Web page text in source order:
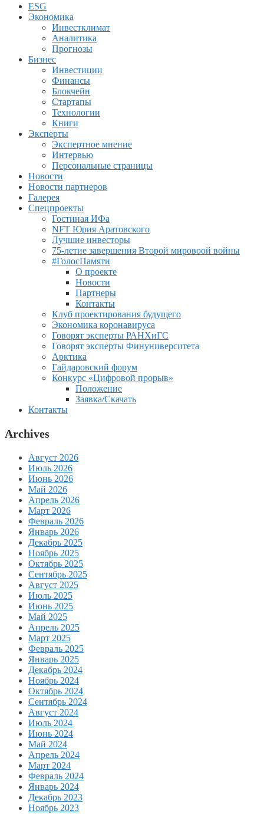
ESG
Экономика
Инвестклимат
Аналитика
Прогнозы
Бизнес
Инвестиции
Финансы
Блокчейн
Стартапы
Технологии
Книги
Эксперты
Экспертное мнение
Интервью
Персональные страницы
Новости
Новости партнеров
Галерея
Спецпроекты
Гостиная ИФа
NFT Юрия Аратовского
Лучшие инвесторы
75-летие завершения Второй мировоой войны
#ГолосПамяти
О проекте
Новости
Партнеры
Контакты
Клуб проектирования будущего
Экономика коронавируса
Говорят эксперты РАНХиГС
Говорят эксперты Финуниверситета
Арктика
Гайдаровский форум
Конкурс «Цифровой прорыв»
Положение
Заявка/Скачать
Контакты
Archives
Август 2026
Июль 2026
Июнь 2026
Май 2026
Апрель 2026
Март 2026
Февраль 2026
Январь 2026
Декабрь 2025
Ноябрь 2025
Октябрь 2025
Сентябрь 2025
Август 2025
Июль 2025
Июнь 2025
Май 2025
Апрель 2025
Март 2025
Февраль 2025
Январь 2025
Декабрь 2024
Ноябрь 2024
Октябрь 2024
Сентябрь 2024
Август 2024
Июль 2024
Июнь 2024
Май 2024
Апрель 2024
Март 2024
Февраль 2024
Январь 2024
Декабрь 2023
Ноябрь 2023